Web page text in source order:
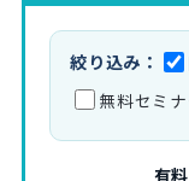
絞り込み：
無料セミ
有